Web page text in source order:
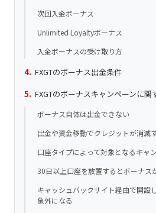
次回入金ボーナス
Unlimited Loyaltyボーナス
入金ボーナスの受け取り方
FXGTのボーナス出金条件
FXGTのボーナスキャンペーンに
ボーナス自体は出金できない
出金や資金移動でクレジットが消滅
口座タイプによって対象となるキャ
30日以上口座を放置するとボーナス
キャッシュバックサイト経由で開設
象外になる